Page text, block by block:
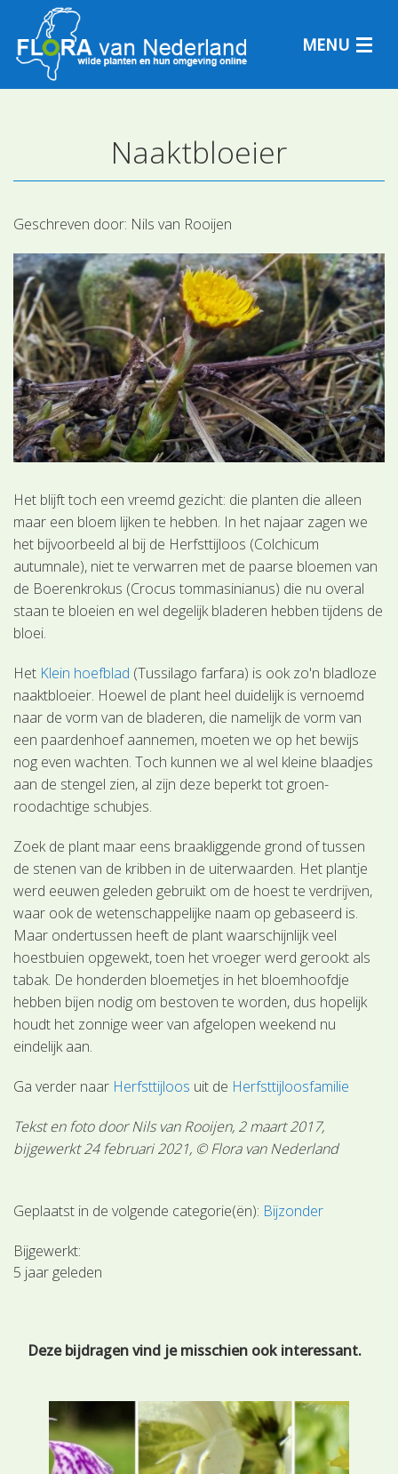
MENU
Plantensoorten
Plantengemeenschappen
Determineren
Naaktbloeier
Geschreven door: Nils van Rooijen
Het blijft toch een vreemd gezicht: die planten die alleen
maar een bloem lijken te hebben. In het najaar zagen we
het bijvoorbeeld al bij de Herfsttijloos (Colchicum
autumnale), niet te verwarren met de paarse bloemen van
de Boerenkrokus (Crocus tommasinianus) die nu overal
staan te bloeien en wel degelijk bladeren hebben tijdens de
bloei.
Het Klein hoefblad (Tussilago farfara) is ook zo'n bladloze
naaktbloeier. Hoewel de plant heel duidelijk is vernoemd
naar de vorm van de bladeren, die namelijk de vorm van
een paardenhoef aannemen, moeten we op het bewijs
nog even wachten. Toch kunnen we al wel kleine blaadjes
aan de stengel zien, al zijn deze beperkt tot groen-
roodachtige schubjes.
Zoek de plant maar eens braakliggende grond of tussen
de stenen van de kribben in de uiterwaarden. Het plantje
werd eeuwen geleden gebruikt om de hoest te verdrijven,
waar ook de wetenschappelijke naam op gebaseerd is.
Maar ondertussen heeft de plant waarschijnlijk veel
hoestbuien opgewekt, toen het vroeger werd gerookt als
tabak. De honderden bloemetjes in het bloemhoofdje
hebben bijen nodig om bestoven te worden, dus hopelijk
houdt het zonnige weer van afgelopen weekend nu
eindelijk aan.
Ga verder naar Herfsttijloos uit de Herfsttijloosfamilie
Tekst en foto door Nils van Rooijen, 2 maart 2017,
bijgewerkt 24 februari 2021, © Flora van Nederland
Geplaatst in de volgende categorie(ën): Bijzonder
Bijgewerkt:
5 jaar geleden
Deze bijdragen vind je misschien ook interessant.